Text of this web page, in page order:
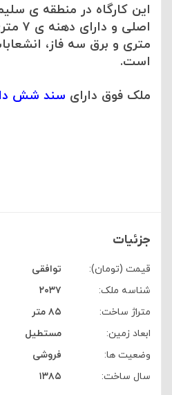
این کارگاه در منطقه ی
متری و برق سه فاز،
است.
ملک فوق دارای سند شش
جزئیات
قیمت (تومان):
توافقی
شناسه ملک:
۲۰۳۷
متراژ ساخت:
۸۵ متر
ابعاد زمین:
مستطیل
وضعیت ها:
فروشی
سال ساخت:
۱۳۸۵